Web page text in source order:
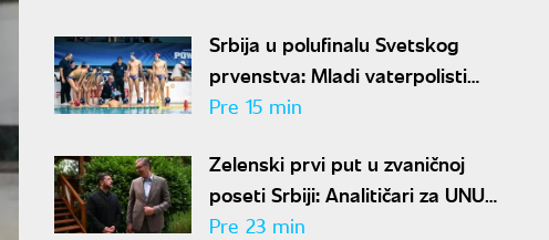
Srbija u polufinalu Svetskog
prvenstva: Mladi vaterpolisti
srušili Brazil, sada ih čeka
Pre 15 min
Zelenski prvi put u zvaničnoj
poseti Srbiji: Analitičari za UNU
objašnjavaju šta donosi susret u
Pre 23 min